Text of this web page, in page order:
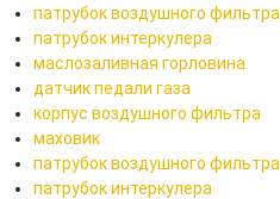
патрубок воздушного фильтра
патрубок интеркулера
маслозаливная горловина
датчик педали газа
корпус воздушного фильтра
маховик
патрубок воздушного фильтра
патрубок интеркулера